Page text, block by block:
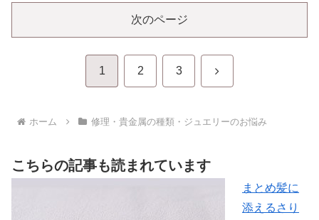
次のページ
1 2 3 次
ホーム 修理・貴金属の種類・ジュエリーのお悩み
こちらの記事も読まれています
まとめ髪に
添えるさり